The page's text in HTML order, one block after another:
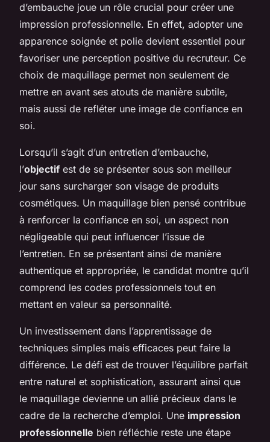
d’embauche joue un rôle crucial pour créer une
impression professionnelle. En effet, adopter une
apparence soignée et polie devient essentiel pour
favoriser une perception positive du recruteur. Ce
choix de maquillage permet non seulement de
mettre en avant ses atouts de manière subtile,
mais aussi de refléter une image de confiance en
soi.
Lorsqu’il s’agit d’un entretien d’embauche,
l’objectif est de se présenter sous son meilleur
jour sans surcharger son visage de produits
cosmétiques. Un maquillage bien pensé contribue
à renforcer la confiance en soi, un aspect non
négligeable qui peut influencer l’issue de
l’entretien. En se présentant ainsi de manière
authentique et appropriée, le candidat montre qu’il
comprend les codes professionnels tout en
mettant en valeur sa personnalité.
Un investissement dans l’apprentissage de
techniques simples mais efficaces peut faire la
différence. Le défi est de trouver l’équilibre parfait
entre naturel et sophistication, assurant ainsi que
le maquillage devienne un allié précieux dans le
cadre de la recherche d’emploi. Une impression
professionnelle bien réfléchie reste une étape